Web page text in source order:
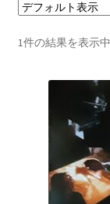
プ
リンクの旅
1件の結果を表示中